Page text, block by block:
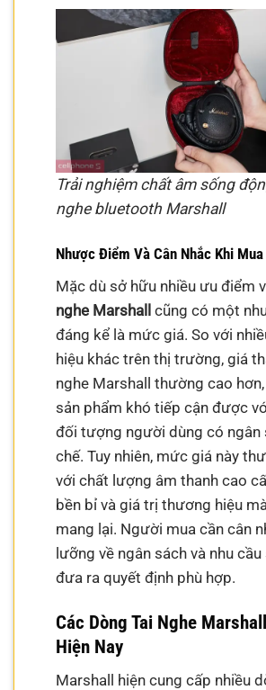
Trải nghiệm chất âm sống
nghe bluetooth Marshall
Nhược Điểm Và Cân Nhắc Khi Mua
Mặc dù sở hữu nhiều ưu điểm
nghe Marshall cũng có một
đáng kể là mức giá. So với
hiệu khác trên thị trường, giá
nghe Marshall thường cao
sản phẩm khó tiếp cận được
đối tượng người dùng có ngân
chế. Tuy nhiên, mức giá này
với chất lượng âm thanh cao
bền bỉ và giá trị thương hiệu
mang lại. Người mua cần cân
lưỡng về ngân sách và nhu
đưa ra quyết định phù hợp.
Các Dòng Tai Nghe
Hiện Nay
Marshall hiện cung cấp nhiều